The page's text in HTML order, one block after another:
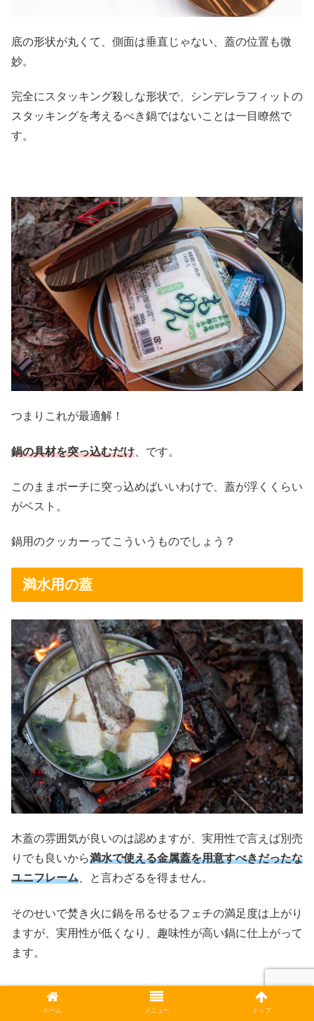
底の形状が丸くて、側面は垂直じゃない、蓋の位置も微
妙。
完全にスタッキング殺しな形状で、シンデレラフィットの
スタッキングを考えるべき鍋ではないことは一目瞭然で
す。
つまりこれが最適解！
鍋の具材を突っ込むだけ 、です。
このままポーチに突っ込めばいいわけで、蓋が浮くくらい
がベスト。
鍋用のクッカーってこういうものでしょう？
満水用の蓋
木蓋の雰囲気が良いのは認めますが、実用性で言えば別売
りでも良いから満水で使える金属蓋を用意すべきだったな
ユニフレーム 、と言わざるを得ません。
そのせいで焚き火に鍋を吊るせるフェチの満足度は上がり
ますが、実用性が低くなり、趣味性が高い鍋に仕上がって
ます。
ホーム メニュー トップ